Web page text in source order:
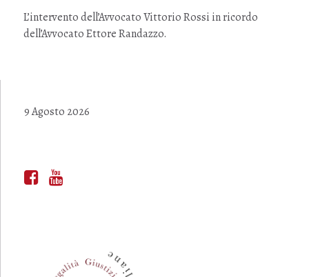
L’intervento dell’Avvocato Vittorio Rossi in ricordo
dell’Avvocato Ettore Randazzo.
9 Agosto 2026